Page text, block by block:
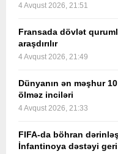
4 Avqust 2026, 21:51
Fransada dövlət
araşdırılır
4 Avqust 2026, 21:49
Dünyanın ən məşhur
ölməz inciləri
4 Avqust 2026, 21:33
FIFA-da böhran
İnfantinoya dəstəyi